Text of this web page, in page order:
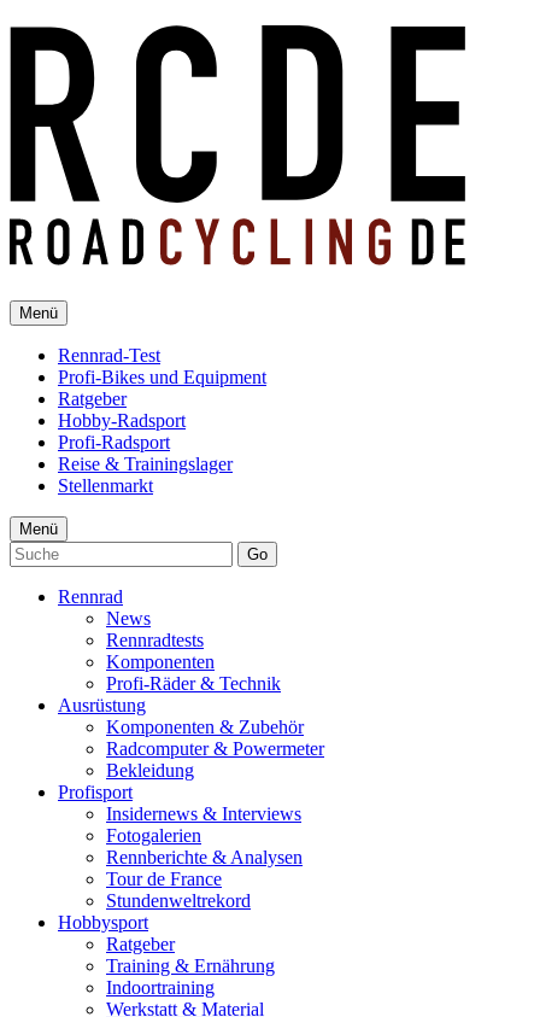
Menü
Rennrad-Test
Profi-Bikes und Equipment
Ratgeber
Hobby-Radsport
Profi-Radsport
Reise & Trainingslager
Stellenmarkt
Menü
Go
Rennrad
News
Rennradtests
Komponenten
Profi-Räder & Technik
Ausrüstung
Komponenten & Zubehör
Radcomputer & Powermeter
Bekleidung
Profisport
Insidernews & Interviews
Fotogalerien
Rennberichte & Analysen
Tour de France
Stundenweltrekord
Hobbysport
Ratgeber
Training & Ernährung
Indoortraining
Werkstatt & Material